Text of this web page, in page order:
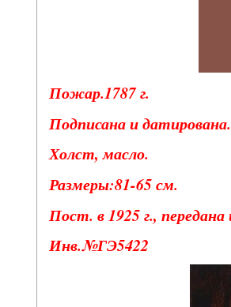
Пожар.1787 г.
Подписана и датирована.
Холст, масло.
Размеры:81-65 см.
Пост. в 1925 г.,
Инв.№ГЭ5422